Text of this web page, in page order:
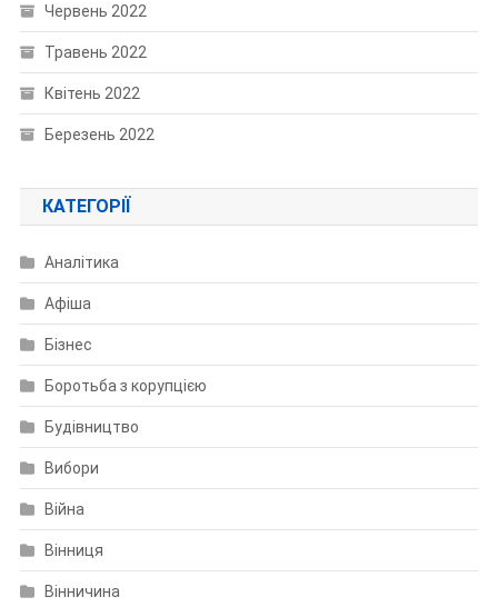
Червень 2022
Травень 2022
Квітень 2022
Березень 2022
КАТЕГОРІЇ
Аналітика
Афіша
Бізнес
Боротьба з корупцією
Будівництво
Вибори
Війна
Вінниця
Вінничина